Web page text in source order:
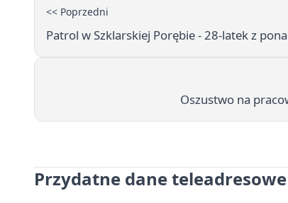
<< Poprzedni
Patrol w Szklarskiej Porębie - 28-latek z
Oszustwo na
Przydatne dane teleadresowe